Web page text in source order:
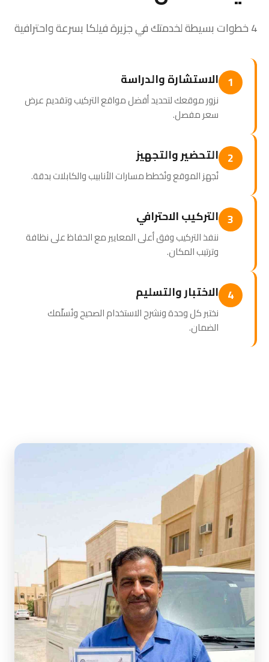
4 خطوات بسيطة لخدمتك في جزيرة فيلكا بسرعة واحترافية
1 الاستشارة والدراسة
نزور موقعك لتحديد أفضل مواقع التركيب وتقديم عرض
سعر مفصل.
2 التحضير والتجهيز
نُجهز الموقع ونُخطط مسارات الأنابيب والكابلات بدقة.
3 التركيب الاحترافي
ننفذ التركيب وفق أعلى المعايير مع الحفاظ على نظافة
وترتيب المكان.
4 الاختبار والتسليم
نختبر كل وحدة ونشرح الاستخدام الصحيح ونُسلّمك
الضمان.